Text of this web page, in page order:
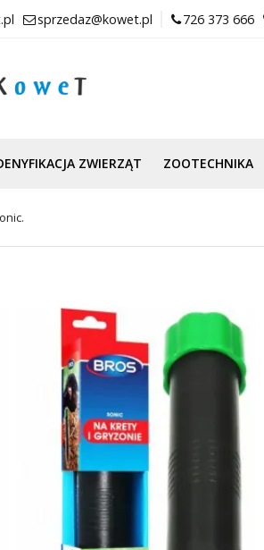
sprzedaz@kowet.pl 726 373 666
ZWIERZĄT ZOOTECHNIKA